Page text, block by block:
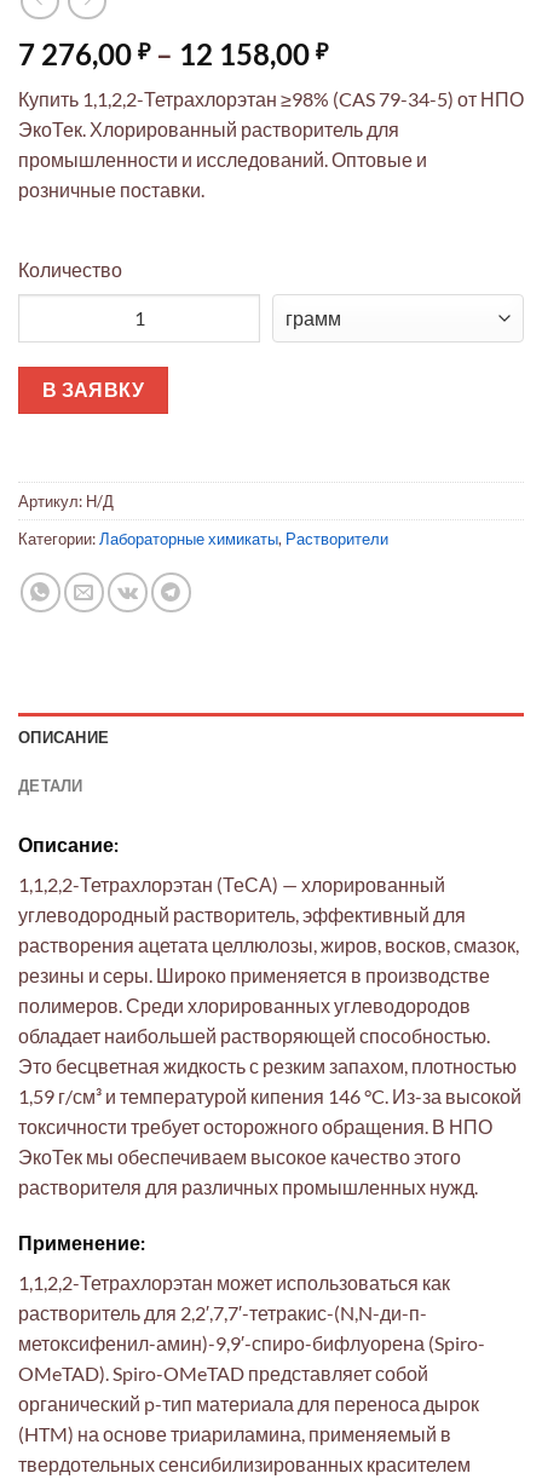
7 276,00 ₽ – 12 158,00 ₽Диапазон
цен:
7
276,00 ₽
–
Купить 1,1,2,2-Тетрахлорэтан ≥98% (CAS 79-34-5) от НПО
ЭкоТек. Хлорированный растворитель для
промышленности и исследований. Оптовые и
розничные поставки.
Количество
В ЗАЯВКУ
Артикул: Н/Д
Категории:Лабораторные химикаты, Растворители
ОПИСАНИЕ
ДЕТАЛИ
Описание:
1,1,2,2-Тетрахлорэтан (ТеСА) — хлорированный
углеводородный растворитель, эффективный для
растворения ацетата целлюлозы, жиров, восков, смазок,
резины и серы. Широко применяется в производстве
полимеров. Среди хлорированных углеводородов
обладает наибольшей растворяющей способностью.
Это бесцветная жидкость с резким запахом, плотностью
1,59 г/см³ и температурой кипения 146 °C. Из-за высокой
токсичности требует осторожного обращения. В НПО
ЭкоТек мы обеспечиваем высокое качество этого
растворителя для различных промышленных нужд.
Применение:
1,1,2,2-Тетрахлорэтан может использоваться как
растворитель для 2,2′,7,7′-тетракис-(N,N-ди-п-
метоксифенил-амин)-9,9′-спиро-бифлуорена (Spiro-
OMeTAD). Spiro-OMeTAD представляет собой
органический p-тип материала для переноса дырок
(HTM) на основе триариламина, применяемый в
твердотельных сенсибилизированных красителем